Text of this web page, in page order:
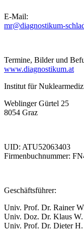
E-Mail:
mr@diagnostikum-
Termine, Bilder und
www.diagnostikum.at
Institut für
Weblinger Gürtel 25
8054 Graz
UID: ATU52063403
Firmenbuchnummer:
Geschäftsführer:
Univ. Prof. Dr. Rainer
Univ. Doz. Dr. Klaus W.
Univ. Prof. Dr. Dieter